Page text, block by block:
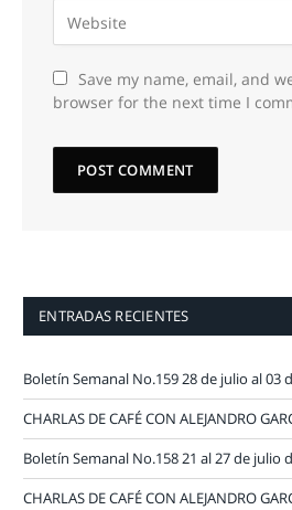
Save my name, email, and
browser for the next time I
ENTRADAS RECIENTES
Boletín Semanal No.159 28 de julio al 03
CHARLAS DE CAFÉ CON ALEJANDRO
Boletín Semanal No.158 21 al 27 de julio
CHARLAS DE CAFÉ CON ALEJANDRO